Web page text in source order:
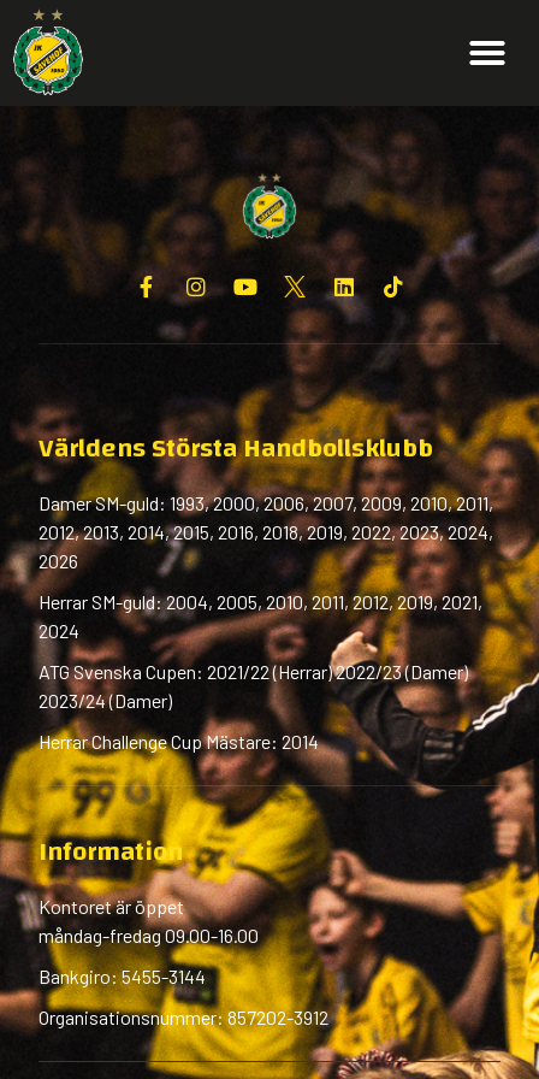
(H)
Världens Största Handbollsklubb
Damer SM-guld: 1993, 2000, 2006, 2007, 2009, 2010, 2011,
2012, 2013, 2014, 2015, 2016, 2018, 2019, 2022, 2023, 2024,
2026
Herrar SM-guld: 2004, 2005, 2010, 2011, 2012, 2019, 2021,
2024
ATG Svenska Cupen: 2021/22 (Herrar) 2022/23 (Damer)
2023/24 (Damer)
Herrar Challenge Cup Mästare: 2014
Information
Kontoret är öppet
måndag-fredag 09.00-16.00
Bankgiro: 5455-3144
Organisationsnummer: 857202-3912